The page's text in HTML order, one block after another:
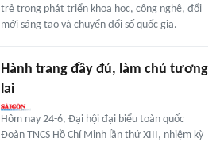
trẻ trong phát triển khoa học, công nghệ, đổi
mới sáng tạo và chuyển đổi số quốc gia.
Hành trang đầy đủ, làm chủ tương
lai
Hôm nay 24-6, Đại hội đại biểu toàn quốc
Đoàn TNCS Hồ Chí Minh lần thứ XIII, nhiệm kỳ